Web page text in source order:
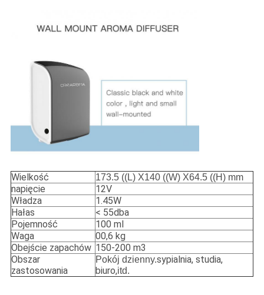
Wielkość 173.5 ((L) X140 ((W) X64.5 ((H) mm
napięcie
12V
Władza
1.45W
Hałas
< 55dba
Pojemność
100 ml
Waga
00,6 kg
Obejście zapachów 150-200 m3
Obszar
zastosowania
Pokój dzienny.sypialnia, studia,
biuro,itd.